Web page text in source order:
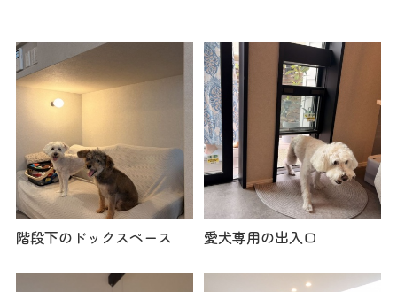
階段下のドックスペース 愛犬専用の出入口